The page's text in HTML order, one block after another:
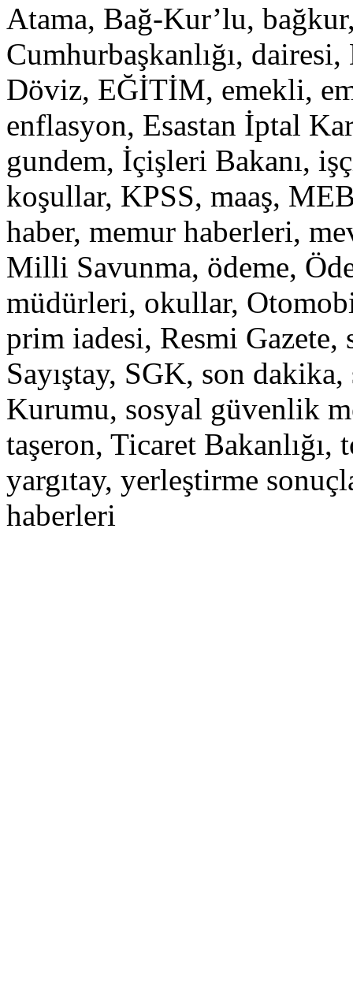
Atama, Bağ-Kur’lu,
Cumhurbaşkanlığı,
Döviz, EĞİTİM, emekli,
enflasyon, Esastan İptal
gundem, İçişleri Bakanı,
koşullar, KPSS, maaş,
haber, memur haberleri,
Milli Savunma, ödeme,
müdürleri, okullar,
prim iadesi, Resmi Gazete,
Sayıştay, SGK, son
Kurumu, sosyal güvenlik
taşeron, Ticaret
yargıtay, yerleştirme
haberleri